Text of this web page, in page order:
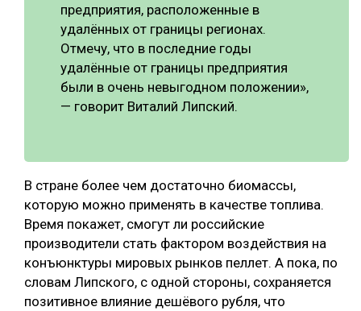
предприятия, расположенные в
удалённых от границы регионах.
Отмечу, что в последние годы
удалённые от границы предприятия
были в очень невыгодном положении»,
— говорит Виталий Липский.
В стране более чем достаточно биомассы,
которую можно применять в качестве топлива.
Время покажет, смогут ли российские
производители стать фактором воздействия на
конъюнктуры мировых рынков пеллет. А пока, по
словам Липского, с одной стороны, сохраняется
позитивное влияние дешёвого рубля, что